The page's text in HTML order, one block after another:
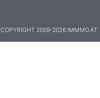
COPYRIGHT 2009-2026 IMMMO.AT